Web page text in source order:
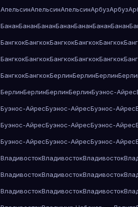
АпельсинАпельсинАпельсинАрбузАрбуз
БананБананБананБананБананБананБанан
БангкокБангкокБангкокБангкокБангкок
БангкокБангкокБангкокБангкокБангкок
БангкокБангкокБерлинБерлинБерлин
БерлинБерлинБерлинБерлинБуэнос-Айрес
Буэнос-АйресБуэнос-АйресБуэнос-Айрес
Буэнос-АйресБуэнос-АйресБуэнос-Айрес
Буэнос-АйресБуэнос-АйресБуэнос-Айрес
ВладивостокВладивостокВладивосток
ВладивостокВладивостокВладивосток
ВладивостокВладивостокВладивосток